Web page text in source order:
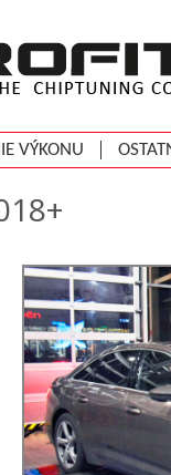
VÝKONU